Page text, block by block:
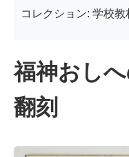
コレクション: 学校
福神おし
翻刻